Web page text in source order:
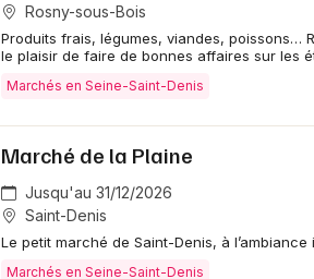
Rosny-sous-Bois
Produits frais, légumes, viandes, poissons…
le plaisir de faire de bonnes affaires sur les
Marchés en Seine-Saint-Denis
Marché de la Plaine
Jusqu'au 31/12/2026
Saint-Denis
Le petit marché de Saint-Denis, à l’ambiance
Marchés en Seine-Saint-Denis